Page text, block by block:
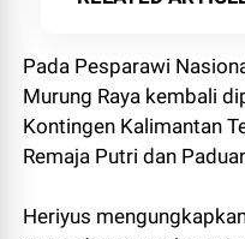
Pada Pesparawi
Murung Raya kembali
Kontingen Kalimantan
Remaja Putri dan
Heriyus